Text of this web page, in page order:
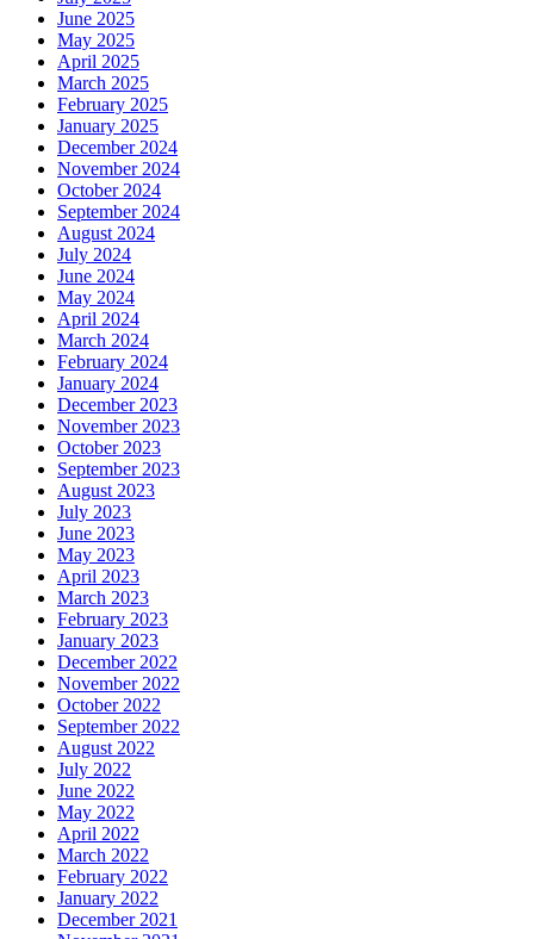
June 2025
May 2025
April 2025
March 2025
February 2025
January 2025
December 2024
November 2024
October 2024
September 2024
August 2024
July 2024
June 2024
May 2024
April 2024
March 2024
February 2024
January 2024
December 2023
November 2023
October 2023
September 2023
August 2023
July 2023
June 2023
May 2023
April 2023
March 2023
February 2023
January 2023
December 2022
November 2022
October 2022
September 2022
August 2022
July 2022
June 2022
May 2022
April 2022
March 2022
February 2022
January 2022
December 2021